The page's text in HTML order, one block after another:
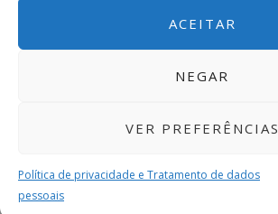
ACEITAR
NEGAR
VER PREFERÊNCIAS
Política de privacidade e Tratamento de dados
pessoais